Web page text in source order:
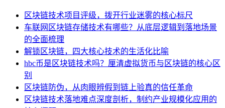
区块链技术项目评级，拨开行业迷雾的核心标尺
车联网区块链存储技术有哪些？从底层逻辑到落地场景
的全面梳理
解锁区块链，四大核心技术的生活化比喻
hbc币是区块链技术吗？厘清虚拟货币与区块链的核心区
别
区块链防伪，从肉眼辨假到链上验真的信任革命
区块链技术落地难点深度剖析，制约产业规模化应用的